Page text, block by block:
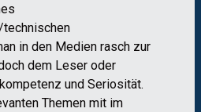
in den Medien rasch zur
dem Leser oder
und Seriosität.
Themen mit im